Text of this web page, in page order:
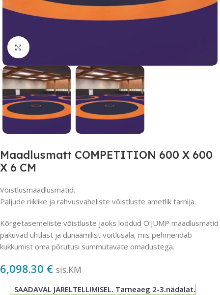
Suurendamiseks klõpsake
Maadlusmatt COMPETITION 600 X 600
X 6 CM
Võistlusmaadlusmatid.
Paljude riiklike ja rahvusvaheliste võistluste ametlik tarnija.
Kõrgetasemeliste võistluste jaoks loodud O’JUMP maadlusmatid
pakuvad ühtlast ja dünaamilist võitlusala, mis pehmendab
kukkumist oma põrutusi summutavate omadustega.
6,098.30 € sis.KM
SAADAVAL JÄRELTELLIMISEL. Tarneaeg 2-3.nädalat.